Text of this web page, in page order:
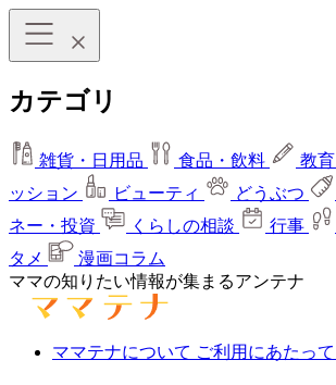
カテゴリ
雑貨・日用品 食品・飲料 教育
ッション
ビューティ どうぶつ
ネー・投資
くらしの相談 行事
タメ
漫画コラム
ママの知りたい情報が集まるアンテナ
ママテナについて ご利用にあたって